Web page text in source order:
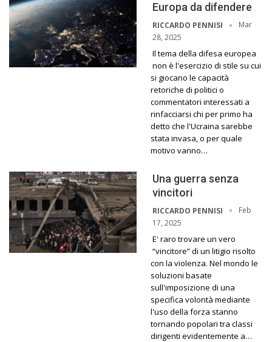
Europa da difendere
RICCARDO PENNISI
Mar
28, 2025
Il tema della difesa europea
non è l'esercizio di stile su cui
si giocano le capacità
retoriche di politici o
commentatori interessati a
rinfacciarsi chi per primo ha
detto che l'Ucraina sarebbe
stata invasa, o per quale
motivo vanno…
Una guerra senza
vincitori
RICCARDO PENNISI
Feb
17, 2025
E' raro trovare un vero
“vincitore” di un litigio risolto
con la violenza. Nel mondo le
soluzioni basate
sull'imposizione di una
specifica volontà mediante
l'uso della forza stanno
tornando popolari tra classi
dirigenti evidentemente a…